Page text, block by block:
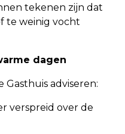
tekenen zijn dat
te weinig vocht
dagen
Gasthuis adviseren:
verspreid over de